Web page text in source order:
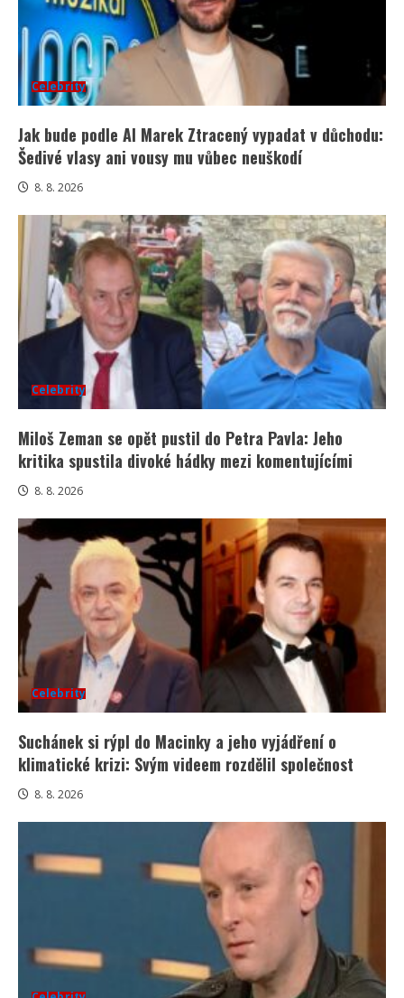
Celebrity
Jak bude podle AI Marek Ztracený vypadat v důchodu:
Šedivé vlasy ani vousy mu vůbec neuškodí
8. 8. 2026
Celebrity
Miloš Zeman se opět pustil do Petra Pavla: Jeho
kritika spustila divoké hádky mezi komentujícími
8. 8. 2026
Celebrity
Suchánek si rýpl do Macinky a jeho vyjádření o
klimatické krizi: Svým videem rozdělil společnost
8. 8. 2026